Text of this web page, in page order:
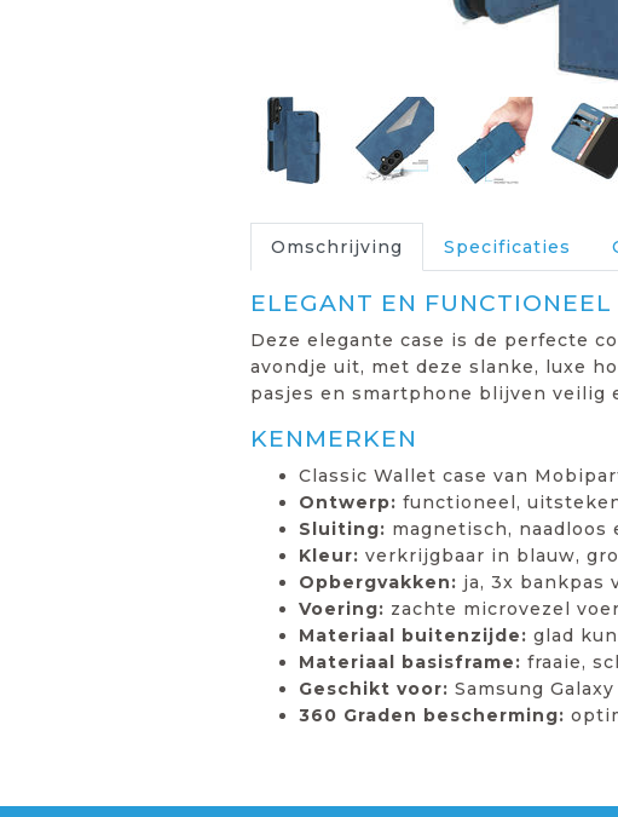
Omschrijving Specificaties
ELEGANT EN
Deze elegante case is de perfecte
avondje uit, met deze slanke, luxe
pasjes en smartphone blijven veilig
KENMERKEN
Classic Wallet case van
Ontwerp: functioneel,
Sluiting: magnetisch, naadloos
Kleur: verkrijgbaar in blauw,
Opbergvakken: ja, 3x bankpas
Voering: zachte microvezel
Materiaal buitenzijde: glad
Materiaal basisframe: fraaie,
Geschikt voor: Samsung Galaxy
360 Graden bescherming: